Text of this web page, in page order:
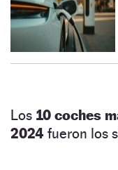
Los 10 coches
2024 fueron los